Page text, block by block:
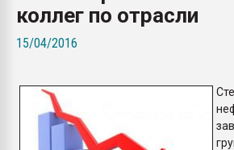
коллег по отрасли
15/04/2016